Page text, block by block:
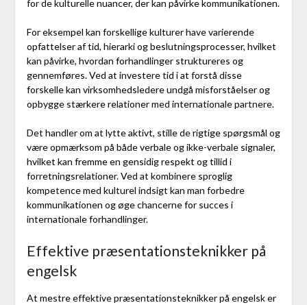
for de kulturelle nuancer, der kan påvirke kommunikationen.
For eksempel kan forskellige kulturer have varierende
opfattelser af tid, hierarki og beslutningsprocesser, hvilket
kan påvirke, hvordan forhandlinger struktureres og
gennemføres. Ved at investere tid i at forstå disse
forskelle kan virksomhedsledere undgå misforståelser og
opbygge stærkere relationer med internationale partnere.
Det handler om at lytte aktivt, stille de rigtige spørgsmål og
være opmærksom på både verbale og ikke-verbale signaler,
hvilket kan fremme en gensidig respekt og tillid i
forretningsrelationer. Ved at kombinere sproglig
kompetence med kulturel indsigt kan man forbedre
kommunikationen og øge chancerne for succes i
internationale forhandlinger.
Effektive præsentationsteknikker på
engelsk
At mestre effektive præsentationsteknikker på engelsk er